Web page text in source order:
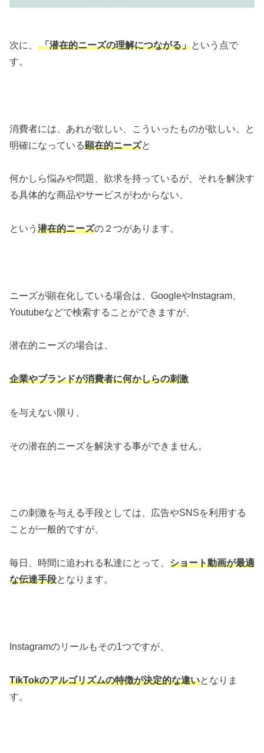
次に、 「潜在的ニーズの理解につながる」という点で
す。
消費者には、あれが欲しい、こういったものが欲しい、と
明確になっている顕在的ニーズと
何かしら悩みや問題、欲求を持っているが、それを解決す
る具体的な商品やサービスがわからない、
という 潜在的ニーズの２つがあります。
ニーズが顕在化している場合は、GoogleやInstagram、
Youtubeなどで検索することができますが、
潜在的ニーズの場合は、
企業やブランドが消費者に何かしらの刺激
を与えない限り、
その潜在的ニーズを解決する事ができません。
この刺激を与える手段としては、広告やSNSを利用する
ことが一般的ですが、
毎日、時間に追われる私達にとって、 ショート動画が最適
な伝達手段となります。
Instagramのリールもその1つですが、
TikTokのアルゴリズムの特徴が決定的な違いとなりま
す。